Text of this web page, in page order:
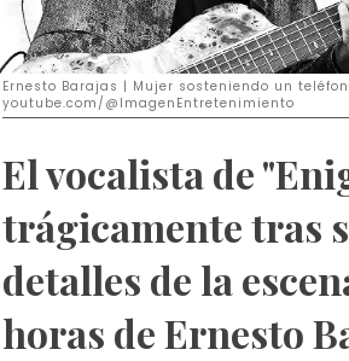
Ernesto Barajas | Mujer sosteniendo un
youtube.com/@ImagenEntretenimiento
El vocalista de
trágicamente tras
detalles de la
horas de Ernesto